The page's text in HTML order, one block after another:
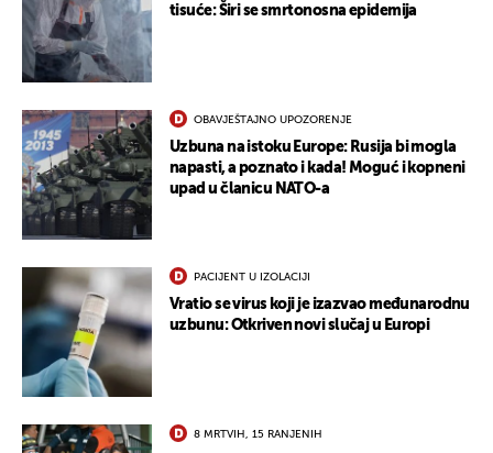
tisuće: Širi se smrtonosna epidemija
OBAVJEŠTAJNO UPOZORENJE
Uzbuna na istoku Europe: Rusija bi mogla
napasti, a poznato i kada! Moguć i kopneni
upad u članicu NATO-a
PACIJENT U IZOLACIJI
Vratio se virus koji je izazvao međunarodnu
uzbunu: Otkriven novi slučaj u Europi
8 MRTVIH, 15 RANJENIH